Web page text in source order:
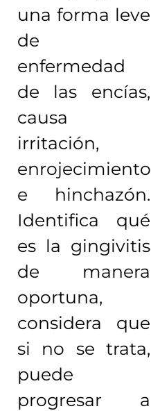
una forma leve
de
enfermedad
de las encías,
causa
irritación,
enrojecimiento
e hinchazón.
Identifica qué
es la gingivitis
de manera
oportuna,
considera que
si no se trata,
puede
progresar a